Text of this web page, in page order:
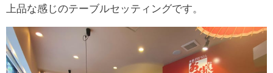
上品な感じのテーブルセッティングです。